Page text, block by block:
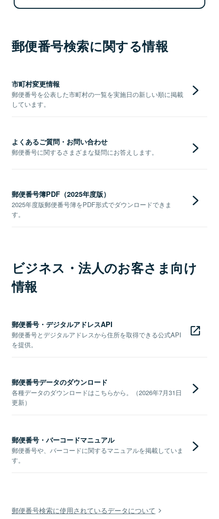
郵便番号検索に関する情報
市町村変更情報
郵便番号を公表した市町村の一覧を実施日の新しい順に掲載
しています。
よくあるご質問・お問い合わせ
郵便番号に関するさまざまな疑問にお答えします。
郵便番号簿PDF（2025年度版）
2025年度版郵便番号簿をPDF形式でダウンロードできま
す。
ビジネス・法人のお客さま向け
情報
郵便番号・デジタルアドレスAPI
郵便番号とデジタルアドレスから住所を取得できる公式API
を提供。
郵便番号データのダウンロード
各種データのダウンロードはこちらから。（2026年7月31日
更新）
郵便番号・バーコードマニュアル
郵便番号や、バーコードに関するマニュアルを掲載していま
す。
郵便番号検索に使用されているデータについて